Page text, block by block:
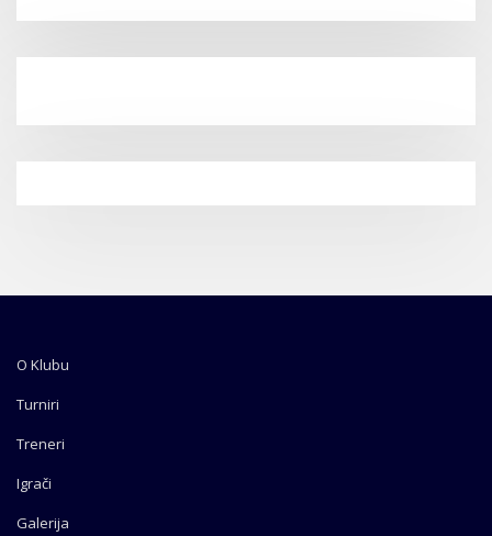
O Klubu
Turniri
Treneri
Igrači
Galerija